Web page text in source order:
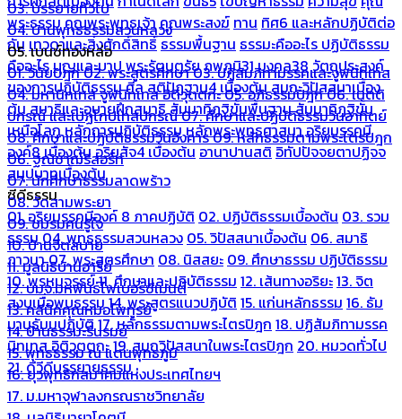
พระธรรมคุณพระพุทธเจ้าคุณพระสงฆ์ ทาน ทิศ6 และหลักปฏิบัติต่อ
กันเทวดาและสิ่งศักดิ์สิทธิ์ธรรมพื้นฐาน ธรรมะคืออะไร ปฏิบัติธรรม
คืออะไรบุญและบาปพระรัตนตรัยภพภูมิ31 มงคล38 วัตถุประสงค์
ของการปฏิบัติธรรมศีลสติปัฏฐาน4 เบื้องต้นสมถะวิปัสสนาเบื้อง
ต้นสมาธิและอุบายฝึกสมาธิสัมมาทิฏฐิขั้นพื้นฐานสัมมาทิฏฐิขั้น
เหนือโลกหลักการปฏิบัติธรรมหลักพระพุทธศาสนาอริยมรรคมี
องค์8 เบื้องต้นอริยสัจ4 เบื้องต้นอานาปานสติอิทัปปัจจยตาปฏิจจ
สมุปบาทเบื้องต้น
ซีดีธรรม
01. อริยมรรคมีองค์ 8 ภาคปฏิบัติ 02. ปฏิบัติธรรมเบื้องต้น 03. รวม
ธรรม04. พุทธธรรมสวนหลวง 05. วิปัสสนาเบื้องต้น 06. สมาธิ
ภาวนา07. พระสูตรศึกษา 08. นิสสยะ 09. ศึกษาธรรม ปฏิบัติธรรม
10. พรหมจรรย์11. ศึกษาและปฏิบัติธรรม 12. เส้นทางอริยะ13. จิต
สงบเมื่อพบธรรม14. พระสูตรแนวปฏิบัติ 15. แก่นหลักธรรม 16. ธัม
มานุธัมมปฏิบัติ17. หลักธรรมตามพระไตรปิฎก 18. ปฏิสัมภิทามรรค
นิทเทส อิติวุตตกะ19. สมถวิปัสสนาในพระไตรปิฎก 20. หมวดทั่วไป
21. ดีวีดีบรรยายธรรม
03. บรรยายทั่วไป
04. บ้านพุทธธรรมสวนหลวง
05. เบนซ์ทองหล่อ
01. วินัยปิฎก02. พระสูตรศึกษา03. ปฏิสัมภิทามรรคและจูฬนิทเทส
04. มหานิทเทส จูฬนิทเทส อิติวุตตกะ05. อภิธรรมปิฎก06. เนตติ
ปกรณ์ และเปฏโกปเทสปกรณ์07. ศึกษาและปฏิบัติธรรมวันอาทิตย์
08. ศึกษาและปฏิบัติธรรมวันอังคาร09. หลักธรรมตามพระไตรปิฎก
06. ฐณิชาฌ์รีสอร์ท
07. นักศึกษาธรรมลาดพร้าว
08. วัดสามพระยา
09. ชมรมคนรู้ใจ
10. บ้านจิตสบาย
11. มูลนิธิบ้านอารีย์
12. บมจ.มหพันธ์ไฟเบอร์ซีเมนต์
13. คลีนิคคุณหมอไพทูรย์
14. บ้านธรรมะรื่นรมย์
15. พุทธธรรม ณ แดนพุทธภูมิ
16. ยุวพุทธิกสมาคมแห่งประเทศไทยฯ
17. ม.มหาจุฬาลงกรณราชวิทยาลัย